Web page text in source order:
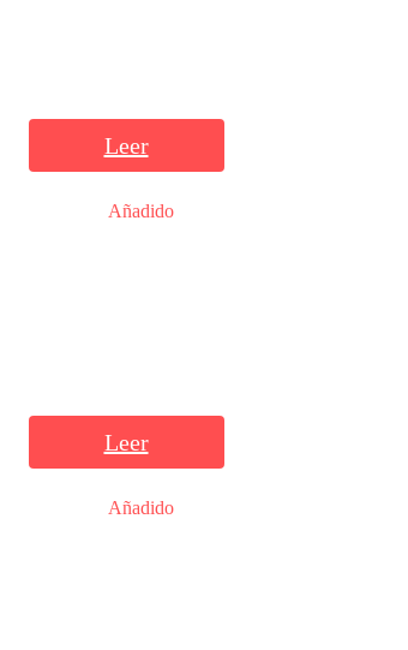
Leer
Añadido
Leer
Añadido